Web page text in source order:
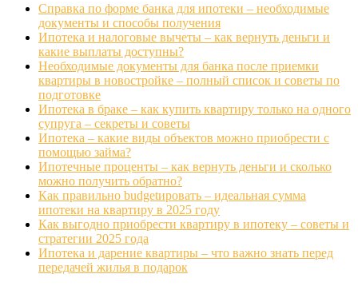
Справка по форме банка для ипотеки – необходимые
документы и способы получения
Ипотека и налоговые вычеты – как вернуть деньги и
какие выплаты доступны?
Необходимые документы для банка после приемки
квартиры в новостройке – полный список и советы по
подготовке
Ипотека в браке – как купить квартиру только на одного
супруга – секреты и советы
Ипотека – какие виды объектов можно приобрести с
помощью займа?
Ипотечные проценты – как вернуть деньги и сколько
можно получить обратно?
Как правильно budgetировать – идеальная сумма
ипотеки на квартиру в 2025 году
Как выгодно приобрести квартиру в ипотеку – советы и
стратегии 2025 года
Ипотека и дарение квартиры – что важно знать перед
передачей жилья в подарок